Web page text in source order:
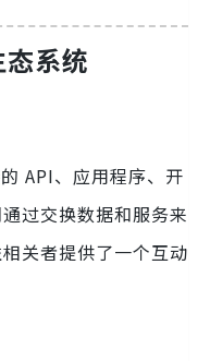
系统
API、应用程序、开
过交换数据和服务来
关者提供了一个互动